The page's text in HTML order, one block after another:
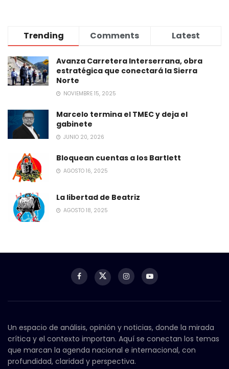
Trending Comments Latest
Avanza Carretera Interserrana, obra
estratégica que conectará la Sierra
Norte
NOVIEMBRE 15, 2025
Marcelo termina el TMEC y deja el
gabinete
JUNIO 20, 2026
Bloquean cuentas a los Bartlett
AGOSTO 16, 2025
La libertad de Beatriz
AGOSTO 18, 2025
Un espacio de análisis, opinión y noticias, donde la mirada
crítica y el contexto importan. Aquí se conectan los temas
que marcan la agenda nacional e internacional, con
profundidad, claridad y perspectiva.